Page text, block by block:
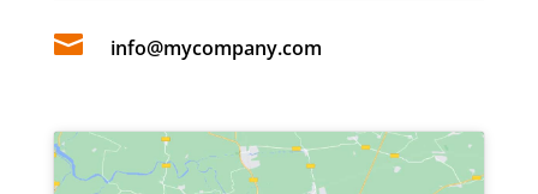
 info@mycompany.com